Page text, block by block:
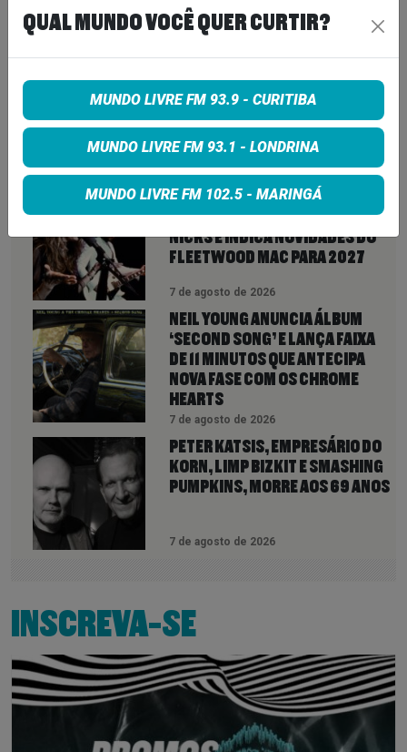
VEJA TAMBÉM
LINDSEY BUCKINGHAM REVELA
REAPROXIMAÇÃO COM STEVIE
NICKS E INDICA NOVIDADES DO
FLEETWOOD MAC PARA 2027
7 de agosto de 2026
NEIL YOUNG ANUNCIA ÁLBUM
‘SECOND SONG’ E LANÇA FAIXA
DE 11 MINUTOS QUE ANTECIPA
NOVA FASE COM OS CHROME
HEARTS
7 de agosto de 2026
PETER KATSIS, EMPRESÁRIO DO
KORN, LIMP BIZKIT E SMASHING
PUMPKINS, MORRE AOS 69 ANOS
7 de agosto de 2026
INSCREVA-SE
QUAL MUNDO VOCÊ QUER CURTIR?
MUNDO LIVRE FM 93.9 - CURITIBA
MUNDO LIVRE FM 93.1 - LONDRINA
MUNDO LIVRE FM 102.5 - MARINGÁ